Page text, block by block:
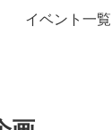
イベント一覧